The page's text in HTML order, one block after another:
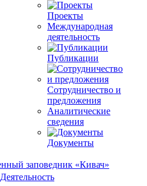
Проекты
Международная
деятельность
Публикации
Сотрудничество и
предложения
Аналитические
сведения
Документы
Деятельность